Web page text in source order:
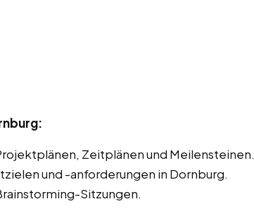
Zeitplänen und Meilensteinen.
und -anforderungen in Dornburg.
Sitzungen.